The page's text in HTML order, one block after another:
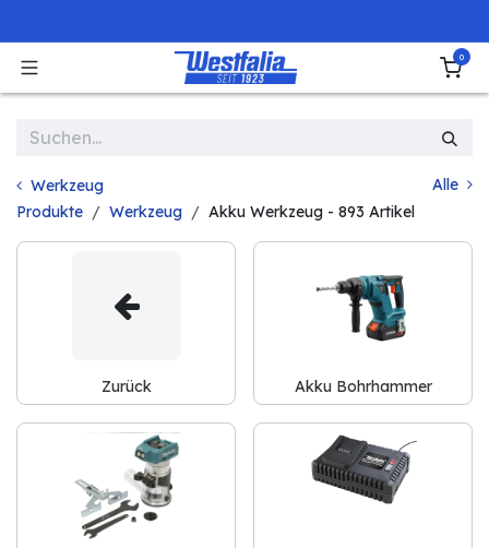
0
Werkzeug
Alle
Produkte
Werkzeug Akku Werkzeug - 893 Artikel
Zurück Akku Bohrhammer